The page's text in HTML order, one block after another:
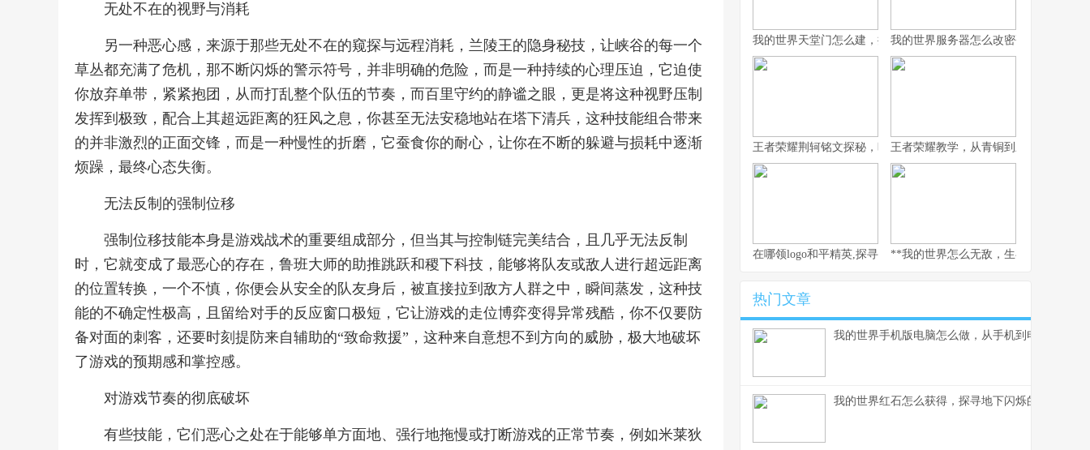
无处不在的视野与消耗
另一种恶心感，来源于那些无处不在的窥探与远程消耗，兰陵王的隐身秘技，让峡谷的每一个
草丛都充满了危机，那不断闪烁的警示符号，并非明确的危险，而是一种持续的心理压迫，它迫使
你放弃单带，紧紧抱团，从而打乱整个队伍的节奏，而百里守约的静谧之眼，更是将这种视野压制
发挥到极致，配合上其超远距离的狂风之息，你甚至无法安稳地站在塔下清兵，这种技能组合带来
的并非激烈的正面交锋，而是一种慢性的折磨，它蚕食你的耐心，让你在不断的躲避与损耗中逐渐
烦躁，最终心态失衡。
无法反制的强制位移
强制位移技能本身是游戏战术的重要组成部分，但当其与控制链完美结合，且几乎无法反制
时，它就变成了最恶心的存在，鲁班大师的助推跳跃和稷下科技，能够将队友或敌人进行超远距离
的位置转换，一个不慎，你便会从安全的队友身后，被直接拉到敌方人群之中，瞬间蒸发，这种技
能的不确定性极高，且留给对手的反应窗口极短，它让游戏的走位博弈变得异常残酷，你不仅要防
备对面的刺客，还要时刻提防来自辅助的“致命救援”，这种来自意想不到方向的威胁，极大地破坏
了游戏的预期感和掌控感。
对游戏节奏的彻底破坏
有些技能，它们恶心之处在于能够单方面地、强行地拖慢或打断游戏的正常节奏，例如米莱狄
我的世界天堂门怎么建，揭秘通往天国的奇幻之路
我的世界服务器怎么改密码，守护虚拟
王者荣耀荆轲铭文探秘，暗影中的收割艺术王者荣耀教学，从青铜到王者的进阶
在哪领logo和平精英,探寻虚拟世界的独特印记**我的世界怎么无敌，生存与创造的终
热门文章
我的世界手机版电脑怎么做，从手机到电脑的玩法
我的世界红石怎么获得，探寻地下闪烁的能量之源